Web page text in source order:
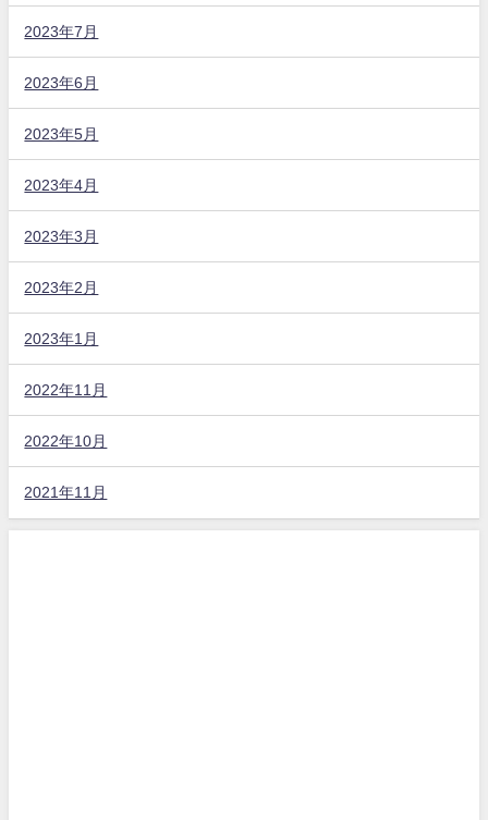
2023年7月
2023年6月
2023年5月
2023年4月
2023年3月
2023年2月
2023年1月
2022年11月
2022年10月
2021年11月